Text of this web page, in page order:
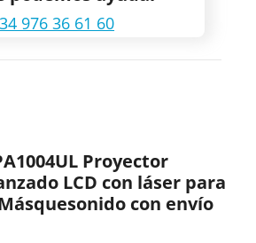
976 36 61 60
Proyector
LCD con láser para
con envío